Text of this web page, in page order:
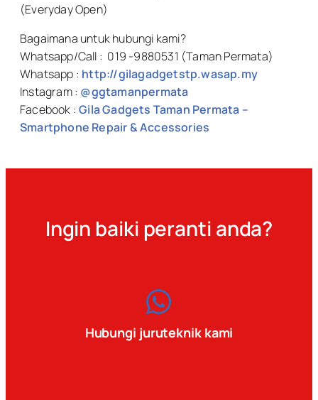
(Everyday Open)
Bagaimana untuk hubungi kami?
Whatsapp/Call : 019 -9880531 (Taman Permata)
Whatsapp : http://gilagadgetstp.wasap.my
Instagram : @ggtamanpermata
Facebook :Gila Gadgets Taman Permata –
Smartphone Repair & Accessories
Ingin baiki peranti anda?
Hubungi juruteknik kami